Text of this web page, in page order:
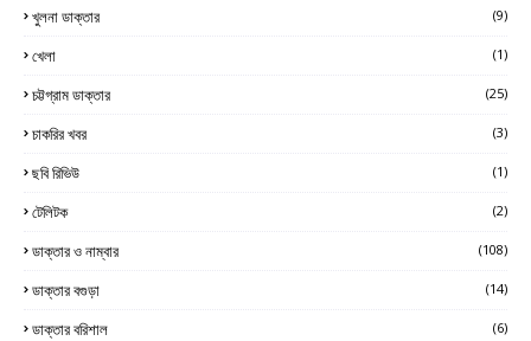
খুলনা ডাক্তার (9)
খেলা (1)
চট্টগ্রাম ডাক্তার (25)
চাকরির খবর (3)
ছবি রিভিউ (1)
টেলিটক (2)
ডাক্তার ও নাম্বার (108)
ডাক্তার বগুড়া (14)
ডাক্তার বরিশাল (6)